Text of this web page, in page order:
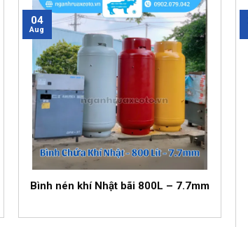
Bình nén khí Nhật bãi 800L – 7.7mm
04
Aug